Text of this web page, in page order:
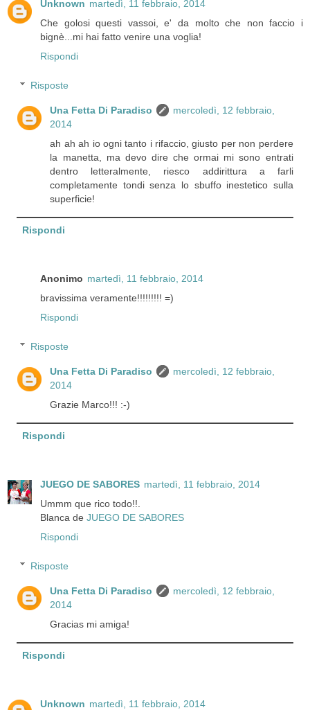
Unknown martedì, 11 febbraio, 2014
Che golosi questi vassoi, e' da molto che non faccio i
bignè...mi hai fatto venire una voglia!
Rispondi
Risposte
Una Fetta Di Paradiso
mercoledì, 12 febbraio,
2014
ah ah ah io ogni tanto i rifaccio, giusto per non perdere
la manetta, ma devo dire che ormai mi sono entrati
dentro letteralmente, riesco addirittura a farli
completamente tondi senza lo sbuffo inestetico sulla
superficie!
Rispondi
Anonimo martedì, 11 febbraio, 2014
bravissima veramente!!!!!!!!! =)
Rispondi
Risposte
Una Fetta Di Paradiso
mercoledì, 12 febbraio,
2014
Grazie Marco!!! :-)
Rispondi
JUEGO DE SABORES martedì, 11 febbraio, 2014
Ummm que rico todo!!.
Blanca de JUEGO DE SABORES
Rispondi
Risposte
Una Fetta Di Paradiso
mercoledì, 12 febbraio,
2014
Gracias mi amiga!
Rispondi
Unknown martedì, 11 febbraio, 2014